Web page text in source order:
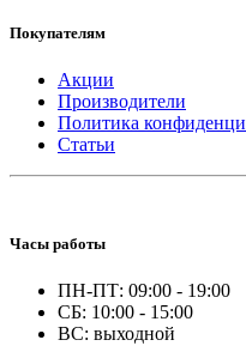
Покупателям
Акции
Производители
Политика
Статьи
Часы работы
ПН-ПТ: 09:00 - 19:00
СБ: 10:00 - 15:00
ВС: выходной